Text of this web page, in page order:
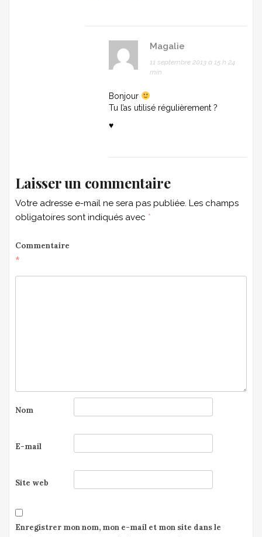
Magalie
11 septembre 2013 à 15 h 24
min
Bonjour
Tu l’as utilisé régulièrement ?
♥
Laisser un commentaire
Votre adresse e-mail ne sera pas publiée. Les champs
obligatoires sont indiqués avec *
Commentaire
*
Nom
E-mail
Site web
Enregistrer mon nom, mon e-mail et mon site dans le